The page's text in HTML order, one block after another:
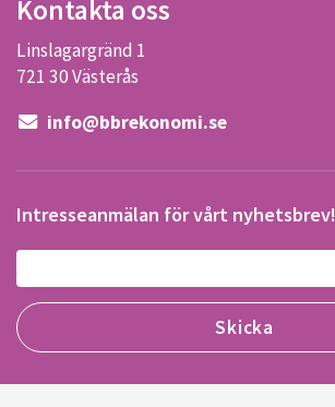
Kontakta oss
Linslagargränd 1
721 30 Västerås
info@bbrekonomi.se
Intresseanmälan för vårt nyhetsbrev!